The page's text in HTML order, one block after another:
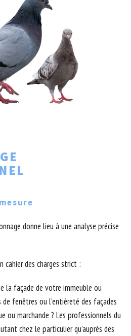
donne lieu à une analyse précise
cahier des charges strict :
la façade de votre immeuble ou
fenêtres ou l’entièreté des façades
ou marchande ? Les professionnels du
chez le particulier qu’auprès des